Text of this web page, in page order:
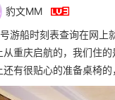
豹文MM 
游船时刻表查询在网上
从重庆启航的，我们住
还有很贴心的准备桌椅